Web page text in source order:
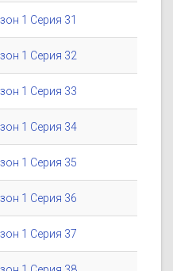
1 Серия 31
1 Серия 32
1 Серия 33
1 Серия 34
1 Серия 35
1 Серия 36
1 Серия 37